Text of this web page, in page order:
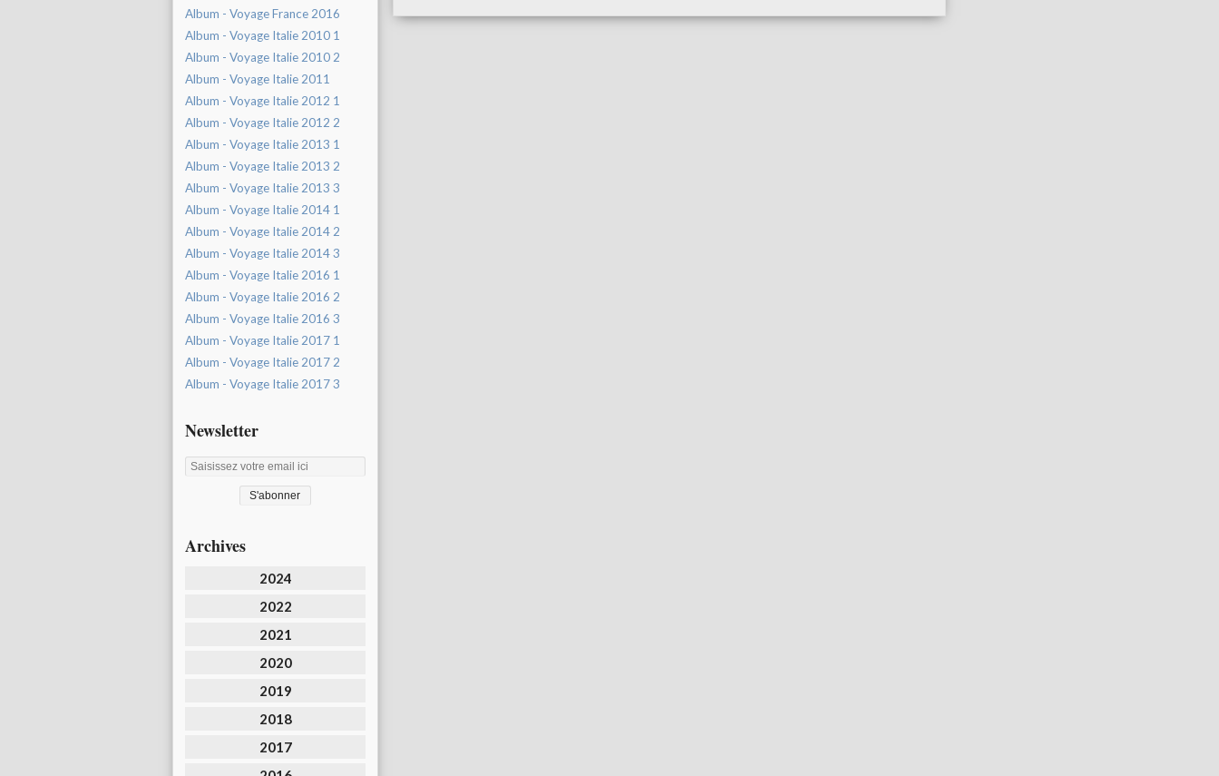
Album - Voyage France 2016
Album - Voyage Italie 2010 1
Album - Voyage Italie 2010 2
Album - Voyage Italie 2011
Album - Voyage Italie 2012 1
Album - Voyage Italie 2012 2
Album - Voyage Italie 2013 1
Album - Voyage Italie 2013 2
Album - Voyage Italie 2013 3
Album - Voyage Italie 2014 1
Album - Voyage Italie 2014 2
Album - Voyage Italie 2014 3
Album - Voyage Italie 2016 1
Album - Voyage Italie 2016 2
Album - Voyage Italie 2016 3
Album - Voyage Italie 2017 1
Album - Voyage Italie 2017 2
Album - Voyage Italie 2017 3
Newsletter
Archives
2024
2022
2021
2020
2019
2018
2017